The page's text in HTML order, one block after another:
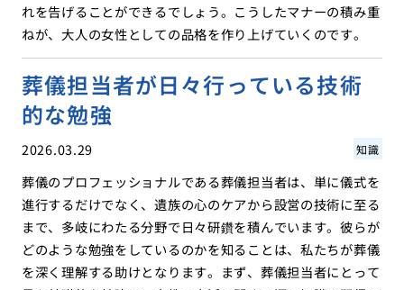
れを告げることができるでしょう。こうしたマナーの積み重
ねが、大人の女性としての品格を作り上げていくのです。
葬儀担当者が日々行っている技術
的な勉強
2026.03.29 知識
葬儀のプロフェッショナルである葬儀担当者は、単に儀式を
進行するだけでなく、遺族の心のケアから設営の技術に至る
まで、多岐にわたる分野で日々研鑽を積んでいます。彼らが
どのような勉強をしているのかを知ることは、私たちが葬儀
を深く理解する助けとなります。まず、葬儀担当者にとって